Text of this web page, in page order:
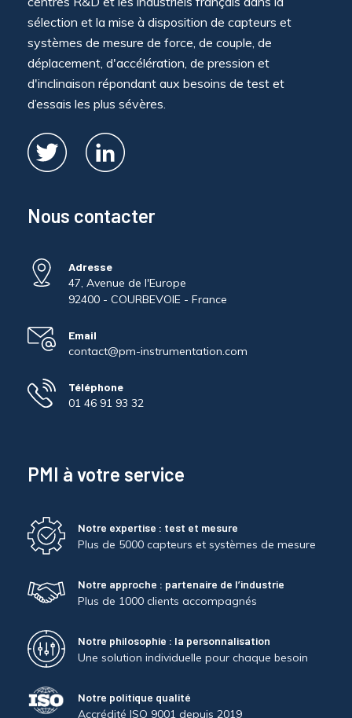
sélection et la mise à disposition de capteurs et
systèmes de mesure de force, de couple, de
déplacement, d'accélération, de pression et
d'inclinaison répondant aux besoins de test et
d’essais les plus sévères.
Nous contacter
Adresse
47, Avenue de l'Europe
92400 - COURBEVOIE - France
Email
contact@pm-instrumentation.com
Téléphone
01 46 91 93 32
PMI à votre service
Notre expertise : test et mesure
Plus de 5000 capteurs et systèmes de mesure
Notre approche : partenaire de l’industrie
Plus de 1000 clients accompagnés
Notre philosophie : la personnalisation
Une solution individuelle pour chaque besoin
Notre politique qualité
Accrédité ISO 9001 depuis 2019